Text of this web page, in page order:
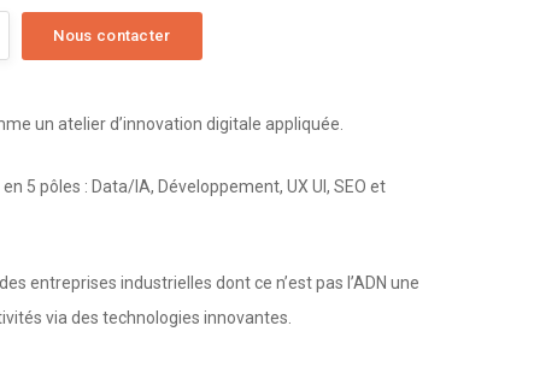
un atelier d’innovation digitale appliquée.
5 pôles : Data/IA, Développement, UX UI, SEO et
entreprises industrielles dont ce n’est pas l’ADN une
via des technologies innovantes.